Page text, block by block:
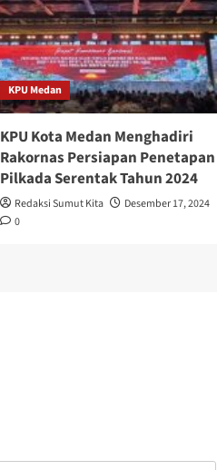
KPU Medan
KPU Kota Medan Menghadiri
Rakornas Persiapan Penetapan
Pilkada Serentak Tahun 2024
Redaksi Sumut Kita
Desember 17, 2024
0